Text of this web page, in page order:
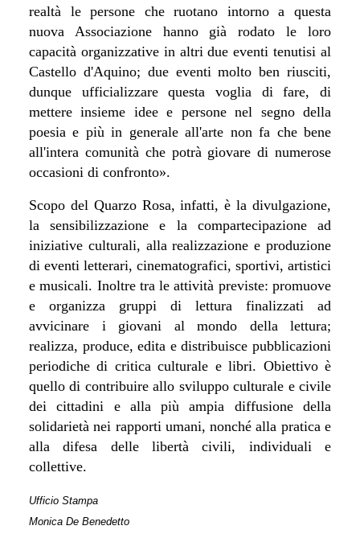
realtà le persone che ruotano intorno a questa
nuova Associazione hanno già rodato le loro
capacità organizzative in altri due eventi tenutisi al
Castello d'Aquino; due eventi molto ben riusciti,
dunque ufficializzare questa voglia di fare, di
mettere insieme idee e persone nel segno della
poesia e più in generale all'arte non fa che bene
all'intera comunità che potrà giovare di numerose
occasioni di confronto».
Scopo del Quarzo Rosa, infatti, è la divulgazione,
la sensibilizzazione e la compartecipazione ad
iniziative culturali, alla realizzazione e produzione
di eventi letterari, cinematografici, sportivi, artistici
e musicali. Inoltre tra le attività previste: promuove
e organizza gruppi di lettura finalizzati ad
avvicinare i giovani al mondo della lettura;
realizza, produce, edita e distribuisce pubblicazioni
periodiche di critica culturale e libri. Obiettivo è
quello di contribuire allo sviluppo culturale e civile
dei cittadini e alla più ampia diffusione della
solidarietà nei rapporti umani, nonché alla pratica e
alla difesa delle libertà civili, individuali e
collettive.
Ufficio Stampa
Monica De Benedetto